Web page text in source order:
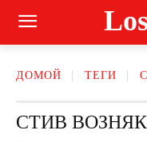
ДОМОЙ ТЕГИ
СТИВ